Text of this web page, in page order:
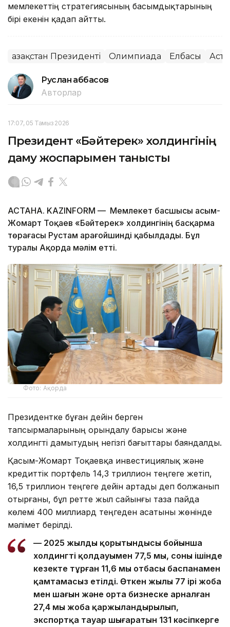
мемлекеттің стратегиясының басымдықтарының
бірі екенін қадап айтты.
Қазақстан Президенті Олимпиада Елбасы
Руслан Ғаббасов
Авторлар
17:07, 05 Тамыз 2026
Президент «Бәйтерек» холдингінің
даму жоспарымен танысты
АСТАНА. KAZINFORM — Мемлекет басшысы Қасым-
Жомарт Тоқаев «Бәйтерек» холдингінің басқарма
төрағасы Рустам Қарағойшинді қабылдады. Бұл
туралы Ақорда мәлім етті.
Фото: Ақорда
Президентке бұған дейін берген
тапсырмаларының орындалу барысы және
холдингті дамытудың негізгі бағыттары баяндалды.
Қасым-Жомарт Тоқаевқа инвестициялық және
кредиттік портфель 14,3 триллион теңгеге жетіп,
16,5 триллион теңгеге дейін артады деп болжанып
отырғаны, бұл ретте жыл сайынғы таза пайда
көлемі 400 миллиард теңгеден асатыны жөнінде
мәлімет берілді.
— 2025 жылдың қорытындысы бойынша
холдингтің қолдауымен 77,5 мың, соның ішінде
кезекте тұрған 11,6 мың отбасы баспанамен
қамтамасыз етілді. Өткен жылы 77 ірі жоба
мен шағын және орта бизнеске арналған
27,4 мың жоба қаржыландырылып,
экспортқа тауар шығаратын 131 кәсіпкерге